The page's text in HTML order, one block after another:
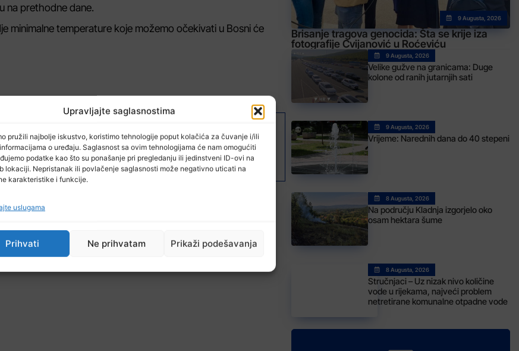
Upravljajte saglasnostima
pružili najbolje iskustvo, koristimo tehnologije poput kolačića za čuvanje i/ili
o uređaju. Saglasnost sa ovim tehnologijama će nam omogućiti
podatke kao što su ponašanje pri pregledanju ili jedinstveni ID-ovi na
lokaciji. Nepristanak ili povlačenje saglasnosti može negativno uticati na
karakteristike i funkcije.
uslugama
Prihvati Ne prihvatam Prikaži podešavanja
na prethodne dane.
minimalne temperature koje možemo očekivati u Bosni će
538 KM
NAREDNI ČLANAK
1. i 2. maj neradni dani
9 Augusta, 2026
Brisanje tragova genocida: Šta se krije iza
fotografije Cvijanović u Roćeviću
9 Augusta, 2026
Velike gužve na granicama: Duge
kolone od ranih jutarnjih sati
9 Augusta, 2026
Vrijeme: Narednih dana do 40 stepeni
8 Augusta, 2026
Na području Kladnja izgorjelo oko
osam hektara šume
8 Augusta, 2026
Stručnjaci – Uz nizak nivo količine
vode u rijekama, najveći problem
netretirane komunalne otpadne vode